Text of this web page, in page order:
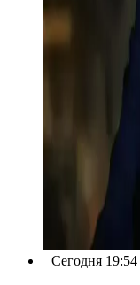
Сегодня 19:54